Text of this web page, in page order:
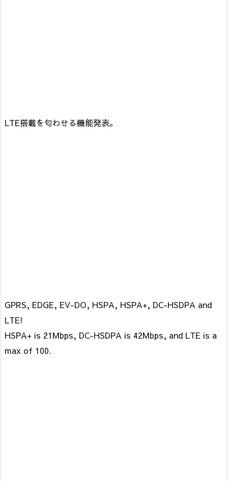
LTE搭載を匂わせる機能発表。
GPRS, EDGE, EV-DO, HSPA, HSPA+, DC-HSDPA and
LTE!
HSPA+ is 21Mbps, DC-HSDPA is 42Mbps, and LTE is a
max of 100.